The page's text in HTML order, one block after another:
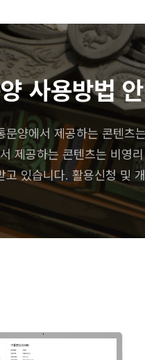
사용방법
문양에서 제공하는 콘텐츠
제공하는 콘텐츠는 비영
고 있습니다. 활용신청 및